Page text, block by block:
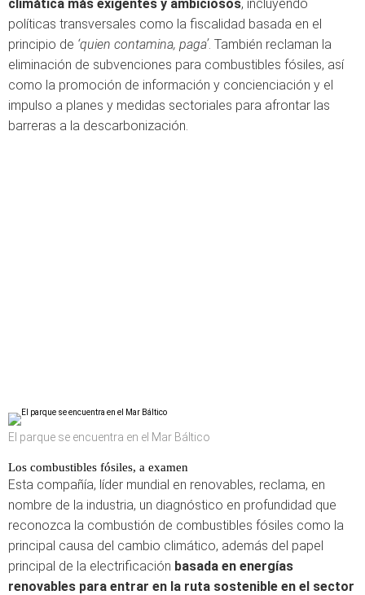
climática más exigentes y ambiciosos, incluyendo
políticas transversales como la fiscalidad basada en el
principio de ‘quien contamina, paga’. También reclaman la
eliminación de subvenciones para combustibles fósiles, así
como la promoción de información y concienciación y el
impulso a planes y medidas sectoriales para afrontar las
barreras a la descarbonización.
El parque se encuentra en el Mar Báltico
Los combustibles fósiles, a examen
Esta compañía, líder mundial en renovables, reclama, en
nombre de la industria, un diagnóstico en profundidad que
reconozca la combustión de combustibles fósiles como la
principal causa del cambio climático, además del papel
principal de la electrificación basada en energías
renovables para entrar en la ruta sostenible en el sector